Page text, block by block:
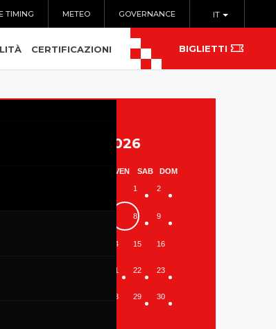
IT
TIMING METEO GOVERNANCE
CERTIFICAZIONI BIGLIETTI
Agosto 2026
VEN SAB DOM
1 2
8 9
14 15 16
21 22 23
28 29 30